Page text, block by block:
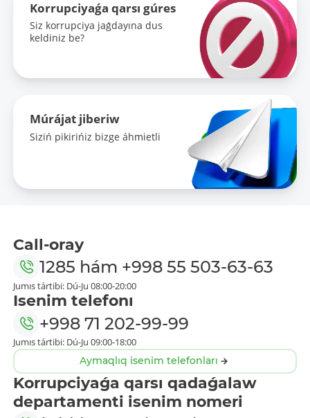
Korrupciyaǵa qarsı gúres
Siz korrupciya jaǵdayına dus
keldiniz be?
Múrájat jiberiw
Siziń pikirińiz bizge áhmietli
Call-oray
1285 hám +998 55 503-63-63
Jumıs tártibi: Dú-Ju 08:00-20:00
Isenim telefonı
+998 71 202-99-99
Jumıs tártibi: Dú-Ju 09:00-18:00
Aymaqlıq isenim telefonları
Korrupciyaǵa qarsı qadaǵalaw
departamenti isenim nomeri